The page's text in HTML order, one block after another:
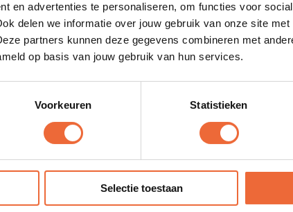
en advertenties te personaliseren, om functies voor
delen we informatie over jouw gebruik van onze site
partners kunnen deze gegevens combineren met
op basis van jouw gebruik van hun services.
Voorkeuren Statistieken
Selectie toestaan
Klantverhalen
bestellen zorgt voor een glimlach bij
Foodhal
1